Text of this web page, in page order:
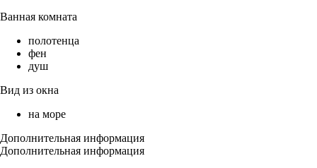
Ванная комната
полотенца
фен
душ
Вид из окна
на море
Дополнительная информация
Дополнительная информация